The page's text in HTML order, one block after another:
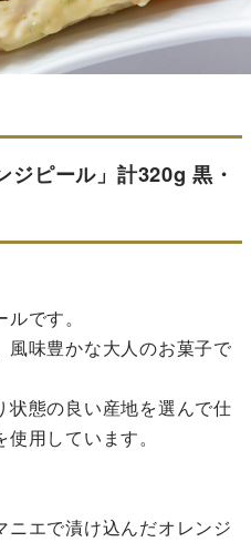
ジピール」計320g 黒・
です。
風味豊かな大人のお菓子で
状態の良い産地を選んで仕
用しています。
ニエで漬け込んだオレンジ